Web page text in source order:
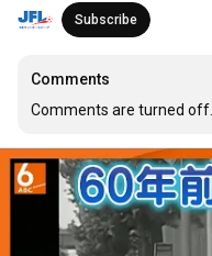
Subscribe
Comments
Comments are turned off.